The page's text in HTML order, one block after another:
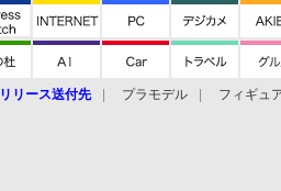
リリース送付先 プラモデル フィギュ